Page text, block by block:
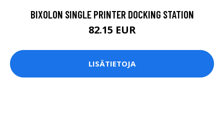
BIXOLON SINGLE PRINTER DOCKING STATION
82.15 EUR
LISÄTIETOJA